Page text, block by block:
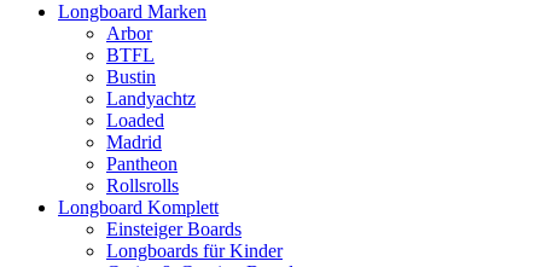
Longboard Marken
Arbor
BTFL
Bustin
Landyachtz
Loaded
Madrid
Pantheon
Rollsrolls
Longboard Komplett
Einsteiger Boards
Longboards für Kinder